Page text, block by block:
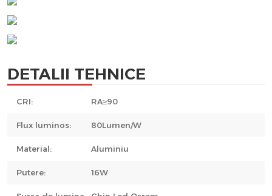
DETALII TEHNICE
CRI: RA≥90
Flux luminos: 80Lumen/W
Material: Aluminiu
Putere: 16W